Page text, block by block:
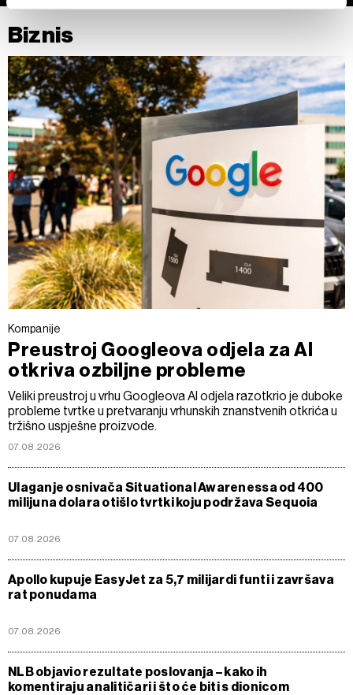
Zajednički voditelji obrade su HD-WIN ARENA SPORT
d.o.o. iPartneri.Više o podacima koje obrađujemo kao i o
vašim pravima pročitajte u našojPolitici privatnosti, a o
kolačićima i drugim sličnim tehnologijama uPolitici kolačića
Kolačiće u bilo kojem trenutku možete ponovno ažurirati klikom
na „Prikaži detalje“. Privolu možete u bilo kojem trenutku
povući bez negativnih posljedica.
Biznis
Kompanije
Preustroj Googleova odjela za AI
otkriva ozbiljne probleme
Veliki preustroj u vrhu Googleova AI odjela razotkrio je duboke
probleme tvrtke u pretvaranju vrhunskih znanstvenih otkrića u
tržišno uspješne proizvode.
07.08.2026
Ulaganje osnivača Situational Awarenessa od 400
milijuna dolara otišlo tvrtki koju podržava Sequoia
07.08.2026
Apollo kupuje EasyJet za 5,7 milijardi funti i završava
rat ponudama
07.08.2026
NLB objavio rezultate poslovanja – kako ih
komentiraju analitičari i što će biti s dionicom